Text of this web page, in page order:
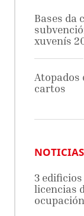
Bases da
xuvenís
Atopados
cartos
3
licencias
ocupación